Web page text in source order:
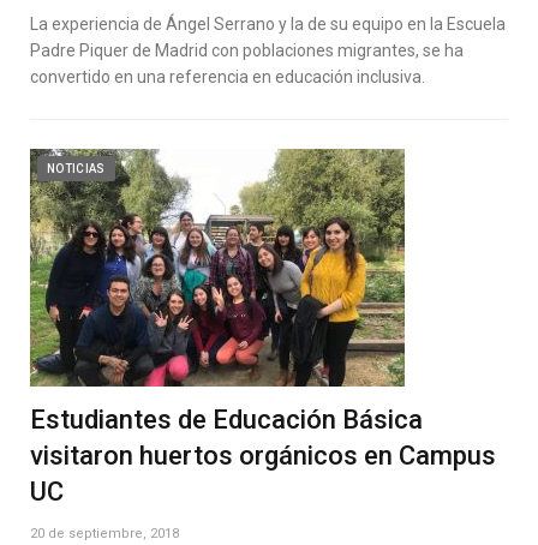
La experiencia de Ángel Serrano y la de su equipo en la Escuela
Padre Piquer de Madrid con poblaciones migrantes, se ha
convertido en una referencia en educación inclusiva.
NOTICIAS
Estudiantes de Educación Básica
visitaron huertos orgánicos en Campus
UC
20 de septiembre, 2018